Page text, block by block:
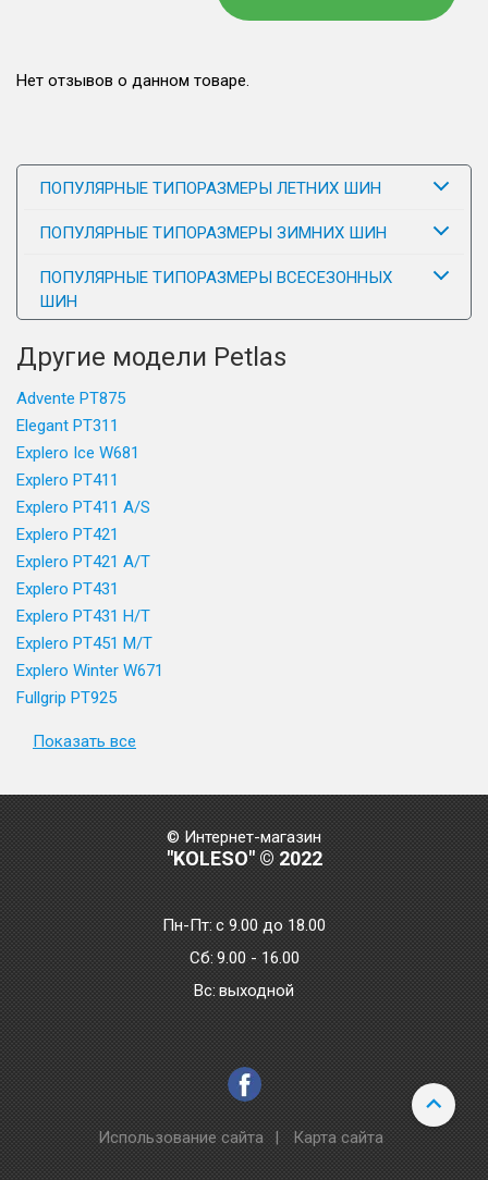
Нет отзывов о данном товаре.
ПОПУЛЯРНЫЕ ТИПОРАЗМЕРЫ ЛЕТНИХ ШИН
ПОПУЛЯРНЫЕ ТИПОРАЗМЕРЫ ЗИМНИХ ШИН
ПОПУЛЯРНЫЕ ТИПОРАЗМЕРЫ ВСЕСЕЗОННЫХ
ШИН
Другие модели Petlas
Advente PT875
Elegant PT311
Explero Ice W681
Explero PT411
Explero PT411 A/S
Explero PT421
Explero PT421 A/T
Explero PT431
Explero PT431 H/T
Explero PT451 M/T
Explero Winter W671
Fullgrip PT925
Показать все
© Интернет-магазин
"KOLESO" © 2022
Пн-Пт:с 9.00 до 18.00
Сб: 9.00 - 16.00
Bc: выходной
Использование сайта | Карта сайта